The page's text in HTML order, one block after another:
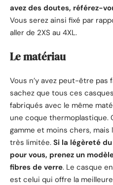
avez des doutes, référez-
Vous serez ainsi fixé par
aller de 2XS au 4XL.
Le matériau
Vous n’y avez peut-être pas
sachez que tous ces
fabriqués avec le même
une coque thermoplastique.
gamme et moins chers,
très limitée. Si la légèreté
pour vous, prenez un
fibres de verre. Le casque
est celui qui offre la